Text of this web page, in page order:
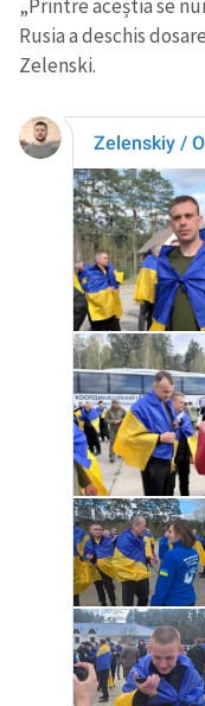
„Printre aceștia se
Rusia a deschis
Zelenski.